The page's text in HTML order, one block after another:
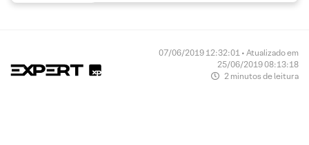
07/06/2019 12:32:01 • Atualizado em
25/06/2019 08:13:18
2 minutos de leitura